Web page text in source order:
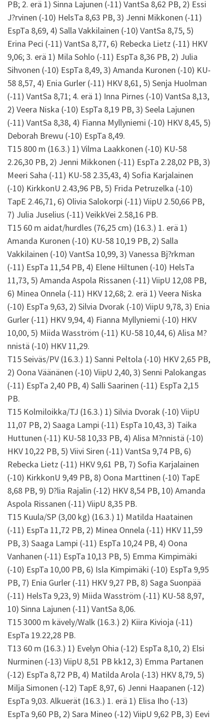
PB; 2. erä 1) Sinna Lajunen (-11) VantSa 8,62 PB, 2) Essi
J?rvinen (-10) HelsTa 8,63 PB, 3) Jenni Mikkonen (-11)
EspTa 8,69, 4) Salla Vakkilainen (-10) VantSa 8,75, 5)
Erina Peci (-11) VantSa 8,77, 6) Rebecka Lietz (-11) HKV
9,06; 3. erä 1) Mila Sohlo (-11) EspTa 8,36 PB, 2) Julia
Sihvonen (-10) EspTa 8,49, 3) Amanda Kuronen (-10) KU-
58 8,57, 4) Enia Gurler (-11) HKV 8,61, 5) Senja Huolman
(-11) VantSa 8,71; 4. erä 1) Inna Pirnes (-10) VantSa 8,13,
2) Veera Niska (-10) EspTa 8,19 PB, 3) Seela Lajunen
(-11) VantSa 8,38, 4) Fianna Myllyniemi (-10) HKV 8,45, 5)
Deborah Brewu (-10) EspTa 8,49.
T15 800 m (16.3.) 1) Vilma Laakkonen (-10) KU-58
2.26,30 PB, 2) Jenni Mikkonen (-11) EspTa 2.28,02 PB, 3)
Meeri Saha (-11) KU-58 2.35,43, 4) Sofia Karjalainen
(-10) KirkkonU 2.43,96 PB, 5) Frida Petruzelka (-10)
TapE 2.46,71, 6) Olivia Salokorpi (-11) ViipU 2.50,66 PB,
7) Julia Juselius (-11) VeikkVei 2.58,16 PB.
T15 60 m aidat/hurdles (76,25 cm) (16.3.) 1. erä 1)
Amanda Kuronen (-10) KU-58 10,19 PB, 2) Salla
Vakkilainen (-10) VantSa 10,99, 3) Vanessa Bj?rkman
(-11) EspTa 11,54 PB, 4) Elene Hiltunen (-10) HelsTa
11,73, 5) Amanda Aspola Rissanen (-11) ViipU 12,08 PB,
6) Minea Onnela (-11) HKV 12,68; 2. erä 1) Veera Niska
(-10) EspTa 9,63, 2) Silvia Dvorak (-10) ViipU 9,78, 3) Enia
Gurler (-11) HKV 9,94, 4) Fianna Myllyniemi (-10) HKV
10,00, 5) Miida Wasström (-11) KU-58 10,44, 6) Alisa M?
nnistä (-10) HKV 11,29.
T15 Seiväs/PV (16.3.) 1) Sanni Peltola (-10) HKV 2,65 PB,
2) Oona Väänänen (-10) ViipU 2,40, 3) Senni Palokangas
(-11) EspTa 2,40 PB, 4) Salli Saarinen (-11) EspTa 2,15
PB.
T15 Kolmiloikka/TJ (16.3.) 1) Silvia Dvorak (-10) ViipU
11,07 PB, 2) Saaga Lampi (-11) EspTa 10,43, 3) Taika
Huttunen (-11) KU-58 10,33 PB, 4) Alisa M?nnistä (-10)
HKV 10,22 PB, 5) Viivi Siren (-11) VantSa 9,74 PB, 6)
Rebecka Lietz (-11) HKV 9,61 PB, 7) Sofia Karjalainen
(-10) KirkkonU 9,49 PB, 8) Oona Marttinen (-10) TapE
8,68 PB, 9) D?lia Rajalin (-12) HKV 8,54 PB, 10) Amanda
Aspola Rissanen (-11) ViipU 8,35 PB.
T15 Kuula/SP (3,00 kg) (16.3.) 1) Matilda Haatainen
(-11) EspTa 11,72 PB, 2) Minea Onnela (-11) HKV 11,59
PB, 3) Saaga Lampi (-11) EspTa 10,24 PB, 4) Oona
Vanhanen (-11) EspTa 10,13 PB, 5) Emma Kimpimäki
(-10) EspTa 10,00 PB, 6) Isla Kimpimäki (-10) EspTa 9,95
PB, 7) Enia Gurler (-11) HKV 9,27 PB, 8) Saga Suonpää
(-11) HelsTa 9,23, 9) Miida Wasström (-11) KU-58 8,97,
10) Sinna Lajunen (-11) VantSa 8,06.
T15 3000 m kävely/Walk (16.3.) 2) Kiira Kivioja (-11)
EspTa 19.22,28 PB.
T13 60 m (16.3.) 1) Evelyn Ohia (-12) EspTa 8,10, 2) Elsi
Nurminen (-13) ViipU 8,51 PB kk12, 3) Emma Partanen
(-12) EspTa 8,72 PB, 4) Matilda Arola (-13) HKV 8,79, 5)
Milja Simonen (-12) TapE 8,97, 6) Jenni Haapanen (-12)
EspTa 9,03. Alkuerät (16.3.) 1. erä 1) Elisa Iho (-13)
EspTa 9,60 PB, 2) Sara Mineo (-12) ViipU 9,62 PB, 3) Eevi